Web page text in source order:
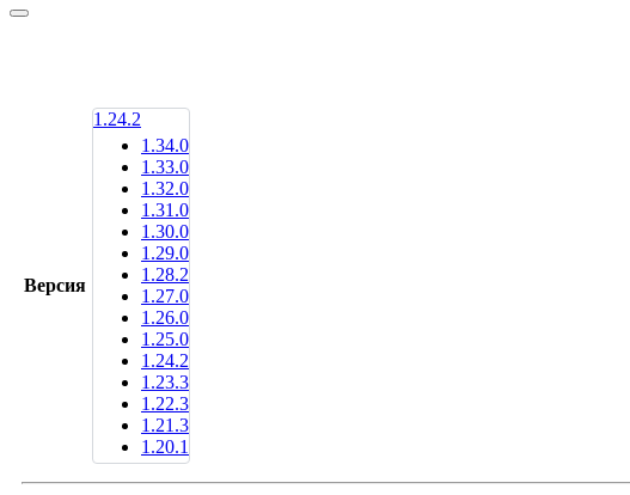
Версия
1.24.2
1.34.0
1.33.0
1.32.0
1.31.0
1.30.0
1.29.0
1.28.2
1.27.0
1.26.0
1.25.0
1.24.2
1.23.3
1.22.3
1.21.3
1.20.1